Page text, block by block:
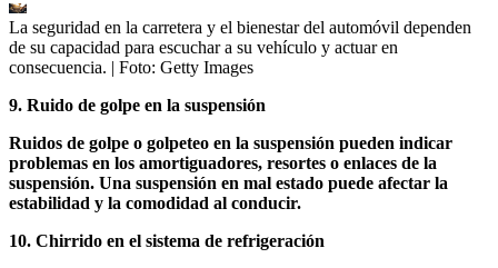
La seguridad en la carretera y el bienestar del automóvil dependen
de su capacidad para escuchar a su vehículo y actuar en
consecuencia. | Foto: Getty Images
9. Ruido de golpe en la suspensión
Ruidos de golpe o golpeteo en la suspensión pueden indicar
problemas en los amortiguadores, resortes o enlaces de la
suspensión. Una suspensión en mal estado puede afectar la
estabilidad y la comodidad al conducir.
10. Chirrido en el sistema de refrigeración